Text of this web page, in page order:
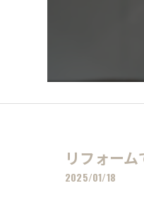
リフォー
2025/01/18